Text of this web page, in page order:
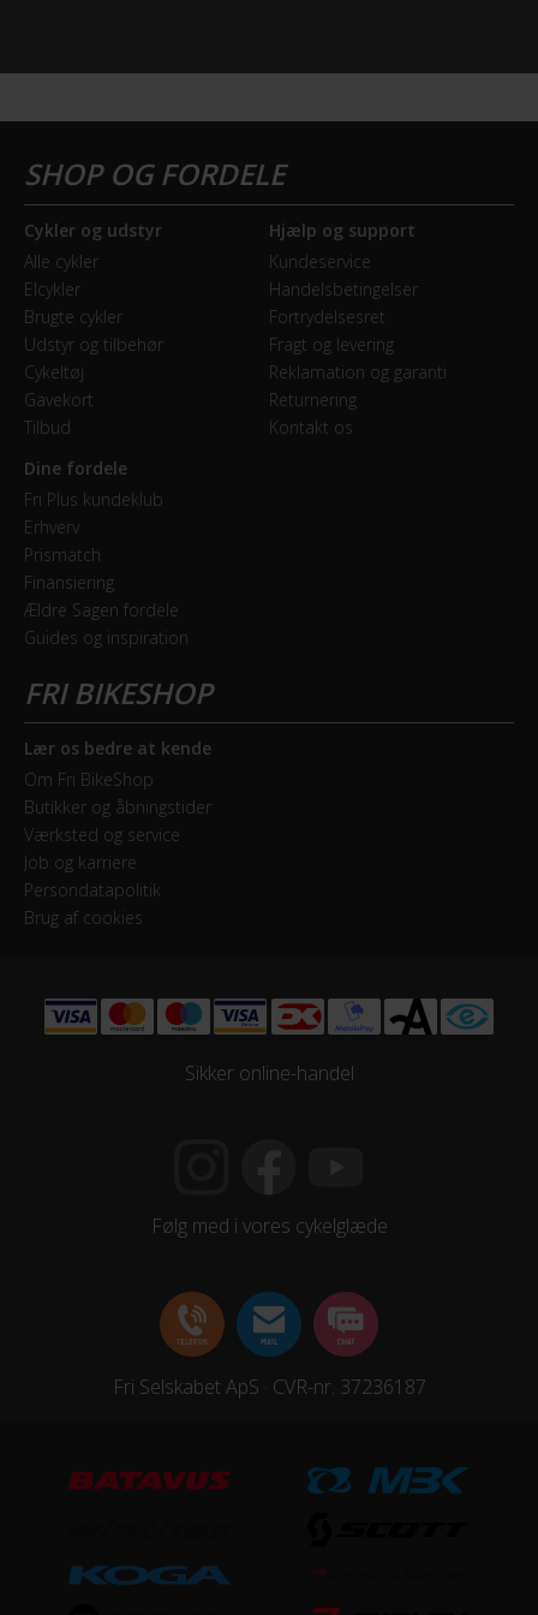
Cykler og udstyr
Alle cykler
Elcykler
Brugte cykler
Udstyr og tilbehør
Cykeltøj
Gavekort
Tilbud
Hjælp og support
Kundeservice
Handelsbetingelser
Fortrydelsesret
Fragt og levering
Reklamation og garanti
Returnering
Kontakt os
Dine fordele
Fri Plus kundeklub
Erhverv
Prismatch
Finansiering
Ældre Sagen fordele
Guides og inspiration
Lær os bedre at kende
Om Fri BikeShop
Butikker og åbningstider
Værksted og service
Job og karriere
Persondatapolitik
Brug af cookies
Sikker online-handel
Følg med i vores cykelglæde
Fri Selskabet ApS · CVR-nr. 37236187